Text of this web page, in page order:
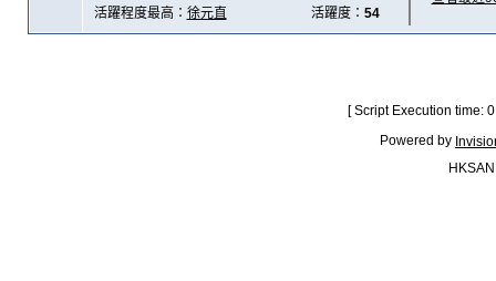
活躍程度最高： 徐元直 活躍度： 54
[ Script Execution time:
Powered by